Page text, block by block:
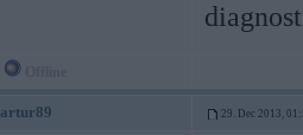
artur89 29. Dec 2013,